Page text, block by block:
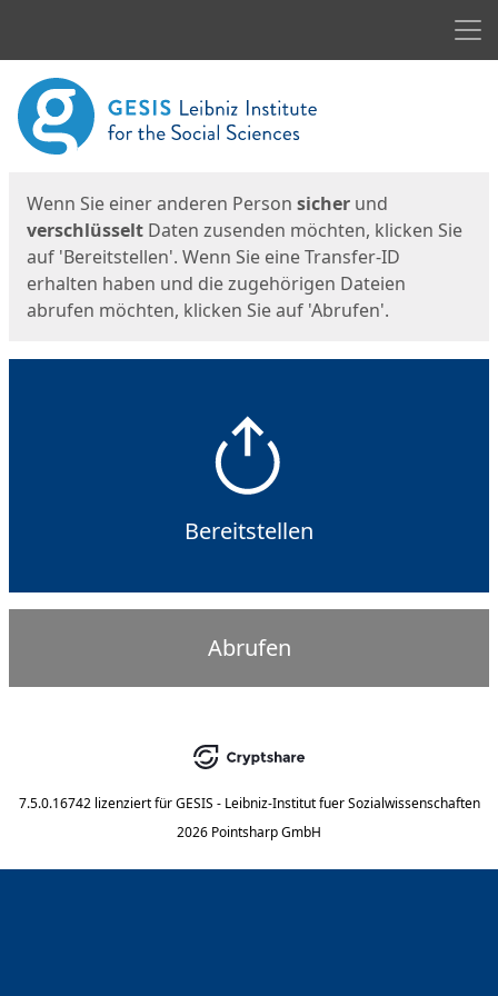
Start
Wenn Sie einer anderen Person sicher und
verschlüsselt Daten zusenden möchten, klicken Sie
auf 'Bereitstellen'. Wenn Sie eine Transfer-ID
erhalten haben und die zugehörigen Dateien
abrufen möchten, klicken Sie auf 'Abrufen'.
Bereitstellen
Abrufen
7.5.0.16742 lizenziert für GESIS - Leibniz-Institut fuer Sozialwissenschaften
2026 Pointsharp GmbH